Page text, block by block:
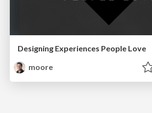
Designing Experiences People Love
moore